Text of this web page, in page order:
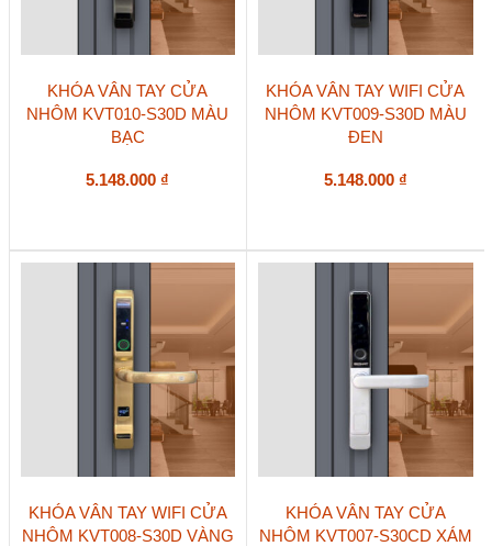
KHÓA VÂN TAY CỬA
NHÔM KVT010-S30D MÀU
BẠC
5.148.000 ₫
KHÓA VÂN TAY WIFI CỬA
NHÔM KVT009-S30D MÀU
ĐEN
5.148.000 ₫
KHÓA VÂN TAY WIFI CỬA
NHÔM KVT008-S30D VÀNG
KHÓA VÂN TAY CỬA
NHÔM KVT007-S30CD XÁM